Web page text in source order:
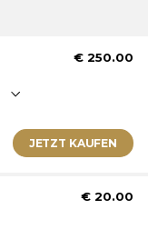
weiter. Unsere
bereitgestellt
der Dienste
Ticketliste.
· Samstag ·
€ 250.00
JETZT KAUFEN
· Samstag ·
€ 20.00